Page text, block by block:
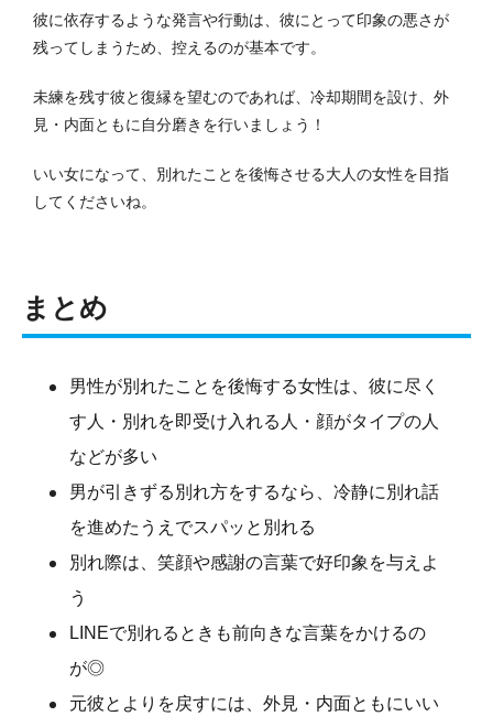
彼に依存するような発言や行動は、彼にとって印象の悪さが
残ってしまうため、控えるのが基本です。
未練を残す彼と復縁を望むのであれば、冷却期間を設け、外
見・内面ともに自分磨きを行いましょう！
いい女になって、別れたことを後悔させる大人の女性を目指
してくださいね。
まとめ
男性が別れたことを後悔する女性は、彼に尽く
す人・別れを即受け入れる人・顔がタイプの人
などが多い
男が引きずる別れ方をするなら、冷静に別れ話
を進めたうえでスパッと別れる
別れ際は、笑顔や感謝の言葉で好印象を与えよ
う
LINEで別れるときも前向きな言葉をかけるの
が◎
元彼とよりを戻すには、外見・内面ともにいい